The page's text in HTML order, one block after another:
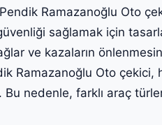
Ramazanoğlu Oto
sağlamak için
ve kazaların
Ramazanoğlu Oto çekici,
Bu nedenle, farklı araç